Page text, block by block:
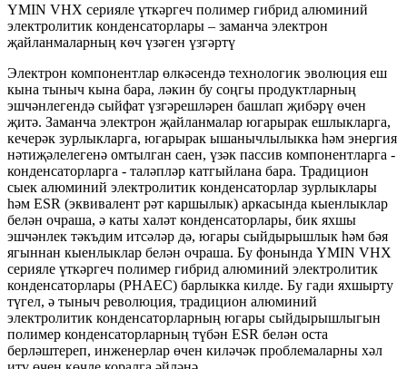
YMIN VHX серияле үткәргеч полимер гибрид алюминий
электролитик конденсаторлары – заманча электрон
җайланмаларның көч үзәген үзгәртү
Электрон компонентлар өлкәсендә технологик эволюция еш
кына тыныч кына бара, ләкин бу соңгы продуктларның
эшчәнлегендә сыйфат үзгәрешләрен башлап җибәрү өчен
җитә. Заманча электрон җайланмалар югарырак ешлыкларга,
кечерәк зурлыкларга, югарырак ышанычлылыкка һәм энергия
нәтиҗәлелегенә омтылган саен, үзәк пассив компонентларга -
конденсаторларга - таләпләр катгыйлана бара. Традицион
сыек алюминий электролитик конденсаторлар зурлыклары
һәм ESR (эквивалент рәт каршылык) аркасында кыенлыклар
белән очраша, ә каты халәт конденсаторлары, бик яхшы
эшчәнлек тәкъдим итсәләр дә, югары сыйдырышлык һәм бәя
ягыннан кыенлыклар белән очраша. Бу фонында YMIN VHX
серияле үткәргеч полимер гибрид алюминий электролитик
конденсаторлары (PHAEC) барлыкка килде. Бу гади яхшырту
түгел, ә тыныч революция, традицион алюминий
электролитик конденсаторларның югары сыйдырышлыгын
полимер конденсаторларның түбән ESR белән оста
берләштереп, инженерлар өчен киләчәк проблемаларны хәл